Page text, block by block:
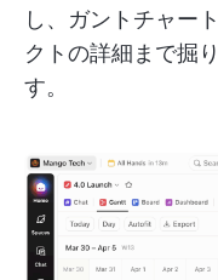
し、ガントチャー
クトの詳細まで掘
す。